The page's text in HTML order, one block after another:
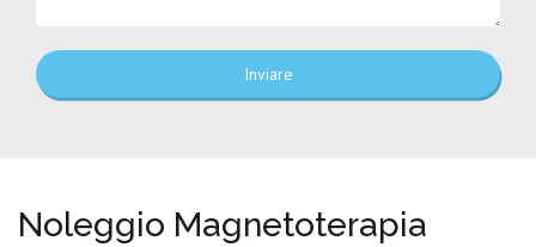
Inviare
Noleggio Magnetoterapia